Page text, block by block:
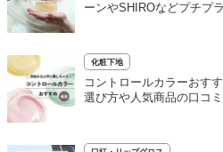
ーンやSHIROなどプチプ
化粧下地
コントロールカラーおす
選び方や人気商品の口コ